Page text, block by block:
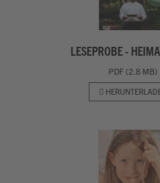
LESEPROBE -
PDF (2.8 MB)